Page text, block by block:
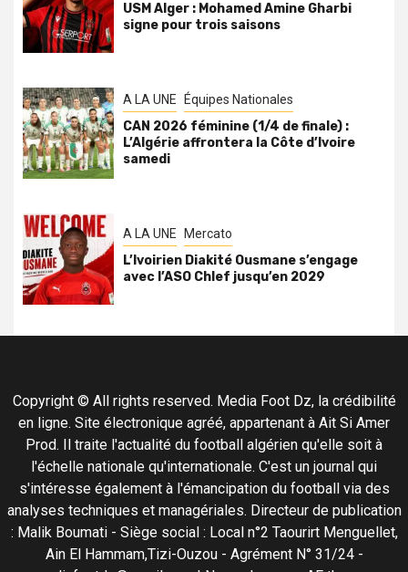
USM Alger : Mohamed Amine Gharbi
signe pour trois saisons
A LA UNE Équipes Nationales
CAN 2026 féminine (1/4 de finale) :
L’Algérie affrontera la Côte d’Ivoire
samedi
A LA UNE Mercato
L’Ivoirien Diakité Ousmane s’engage
avec l’ASO Chlef jusqu’en 2029
Copyright © All rights reserved. Media Foot Dz, la crédibilité
en ligne. Site électronique agréé, appartenant à Ait Si Amer
Prod. Il traite l'actualité du football algérien qu'elle soit à
l'échelle nationale qu'internationale. C'est un journal qui
s'intéresse également à l'émancipation du football via des
analyses techniques et managériales. Directeur de publication
: Malik Boumati - Siège social : Local n°2 Taourirt Menguellet,
Ain El Hammam,Tizi-Ouzou - Agrément N° 31/24 -